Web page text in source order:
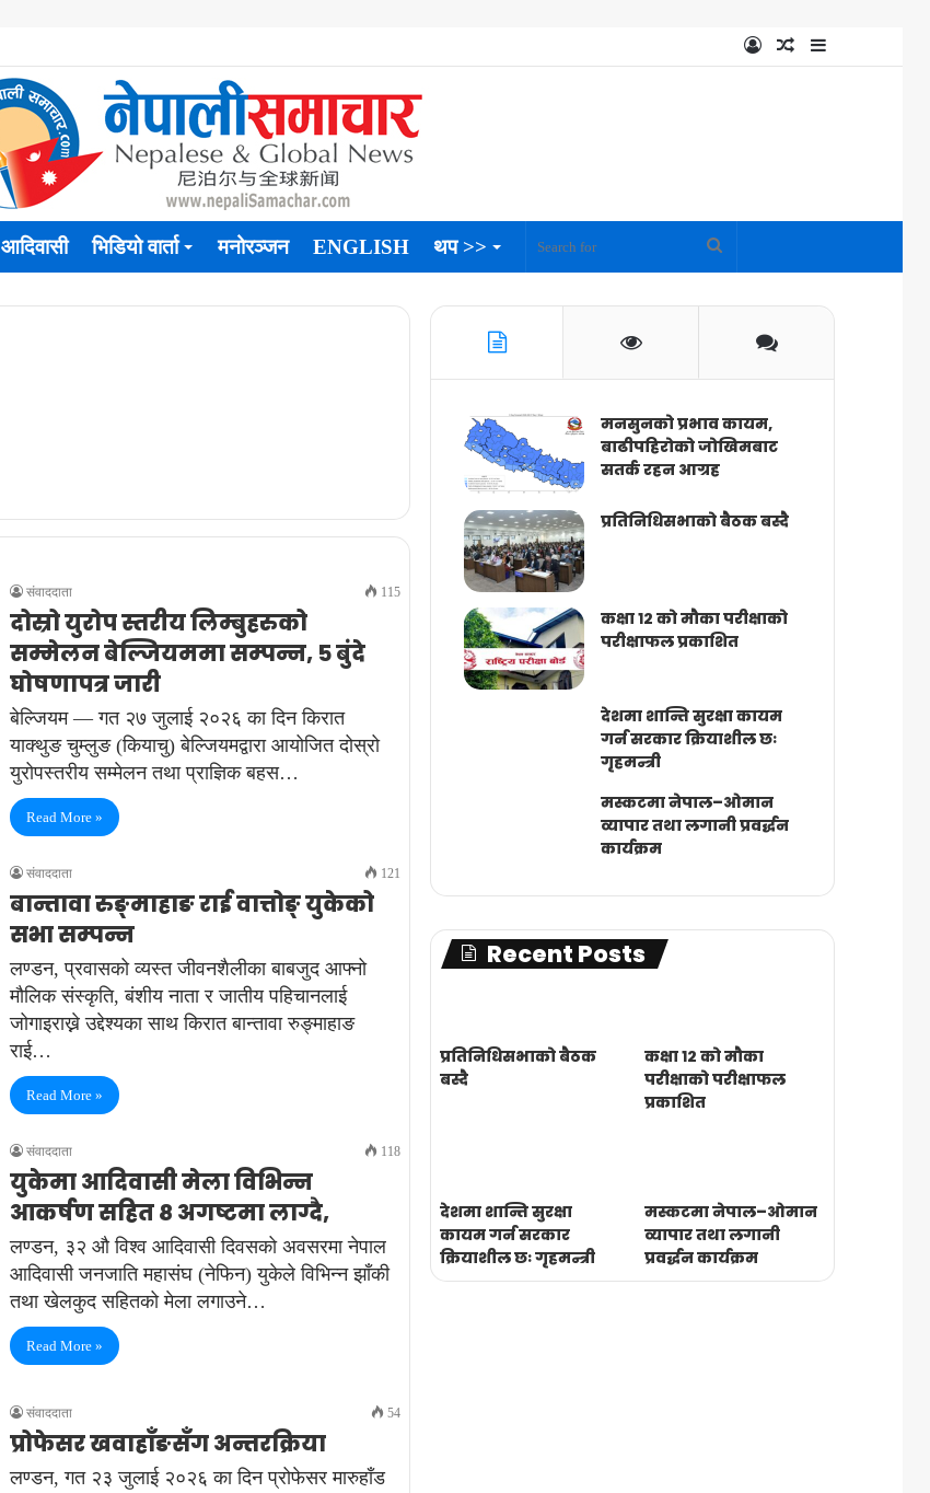
Sidebar
Random
Log
आदिवासी भिडियो वार्ता मनोरञ्जन ENGLISH थप >>
संवाददाता 115
दोस्रो युरोप स्तरीय लिम्बुहरुको
सम्मेलन बेल्जियममा सम्पन्न, ५ बुंदे
घोषणापत्र जारी
बेल्जियम — गत २७ जुलाई २०२६ का दिन किरात
याक्थुङ चुम्लुङ (कियाचु) बेल्जियमद्वारा आयोजित दोस्रो
युरोपस्तरीय सम्मेलन तथा प्राज्ञिक बहस…
Read More »
संवाददाता 121
बान्तावा रुङ्माहाङ राई वात्तोङ् युकेको
सभा सम्पन्न
लण्डन, प्रवासको व्यस्त जीवनशैलीका बाबजुद आफ्नो
मौलिक संस्कृति, बंशीय नाता र जातीय पहिचानलाई
जोगाइराख्ने उद्देश्यका साथ किरात बान्तावा रुङ्माहाङ
राई…
Read More »
संवाददाता 118
युकेमा आदिवासी मेला विभिन्न
आकर्षण सहित ८ अगष्टमा लाग्दै,
लण्डन, ३२ औ विश्व आदिवासी दिवसको अवसरमा नेपाल
आदिवासी जनजाति महासंघ (नेफिन) युकेले विभिन्न झाँकी
तथा खेलकुद सहितको मेला लगाउने…
Read More »
संवाददाता 54
प्रोफेसर खवाहाँङसँग अन्तरक्रिया
लण्डन, गत २३ जुलाई २०२६ का दिन प्रोफेसर मारुहाँड
मनसुनको प्रभाव कायम,
बाढीपहिरोको जोखिमबाट
सतर्क रहन आग्रह
प्रतिनिधिसभाको बैठक बस्दै
कक्षा १२ को मौका परीक्षाको
परीक्षाफल प्रकाशित
देशमा शान्ति सुरक्षा कायम
गर्न सरकार क्रियाशील छः
गृहमन्त्री
मस्कटमा नेपाल–ओमान
व्यापार तथा लगानी प्रवर्द्धन
कार्यक्रम
Recent Posts
प्रतिनिधिसभाको बैठक
बस्दै
कक्षा १२ को मौका
परीक्षाको परीक्षाफल
प्रकाशित
देशमा शान्ति सुरक्षा
कायम गर्न सरकार
क्रियाशील छः गृहमन्त्री
मस्कटमा नेपाल–ओमान
व्यापार तथा लगानी
प्रवर्द्धन कार्यक्रम